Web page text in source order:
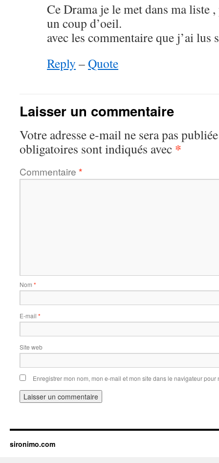
Ce Drama je le met dans ma liste
un coup d’oeil.
avec les commentaire que j’ai lus
Reply –Quote
Laisser un commentaire
Votre adresse e-mail ne sera pas
obligatoires sont indiqués avec *
Commentaire *
Nom *
E-mail *
Site web
Enregistrer mon nom, mon e-mail et mon site dans le navigateur
sironimo.com